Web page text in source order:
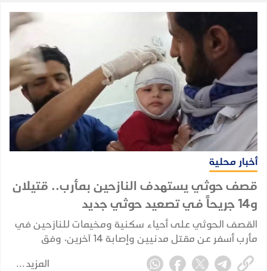
أخبار محلية
قصف حوثي يستهدف النازحين بمأرب.. قتيلان
و14 جريحاً في تصعيد حوثي جديد
القصف الحوثي على أحياء سكنية ومخيمات للنازحين في
مأرب أسفر عن مقتل مدنيين وإصابة 14 آخرين، وفق
حصيلة أولية أعلنها وزير الصحة.
المزيد